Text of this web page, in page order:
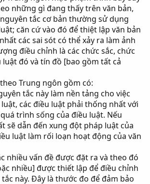
những gì đang thấy trên văn bản,
tắc cơ bản thường sử dụng
căn cứ vào đó để thiệt lập văn bản
các sai sót có thể xảy ra làm ảnh
điều chỉnh là các chức sắc, chức
đó và tín đồ [bao gồm tất cả
Trung ngôn gồm có:
tắc này làm nền tảng cho việc
các điều luật phải thống nhất với
trình sống của điều luật. Nếu
sẽ dẫn đến xung đột pháp luật của
luật làm rối loạn hoạt động của văn
nhiều vấn đề được đặt ra và theo đó
nhiều] được thiết lập để điều chỉnh
này. Đây là thước đo để đảm bảo